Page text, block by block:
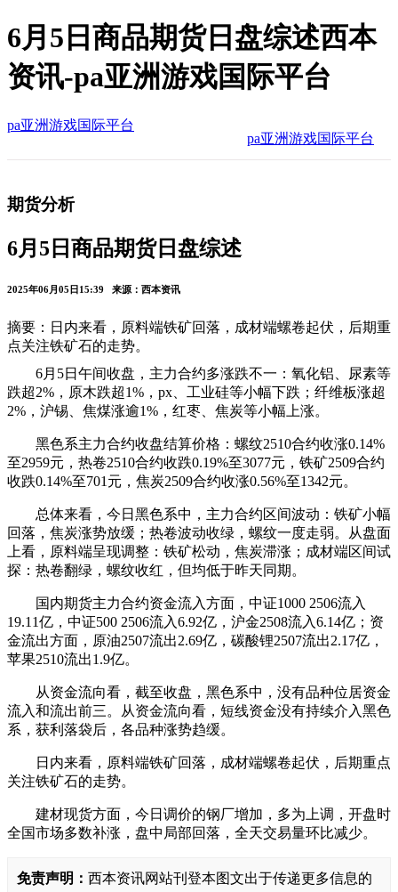
6月5日商品期货日盘综述西本
资讯-pa亚洲游戏国际平台
pa亚洲游戏国际平台
pa亚洲游戏国际平台
期货分析
6月5日商品期货日盘综述
2025年06月05日15:39 来源：西本资讯
摘要：日内来看，原料端铁矿回落，成材端螺卷起伏，后期重
点关注铁矿石的走势。
6月5日午间收盘，主力合约多涨跌不一：氧化铝、尿素等
跌超2%，原木跌超1%，px、工业硅等小幅下跌；纤维板涨超
2%，沪锡、焦煤涨逾1%，红枣、焦炭等小幅上涨。
黑色系主力合约收盘结算价格：螺纹2510合约收涨0.14%
至2959元，热卷2510合约收跌0.19%至3077元，铁矿2509合约
收跌0.14%至701元，焦炭2509合约收涨0.56%至1342元。
总体来看，今日黑色系中，主力合约区间波动：铁矿小幅
回落，焦炭涨势放缓；热卷波动收绿，螺纹一度走弱。从盘面
上看，原料端呈现调整：铁矿松动，焦炭滞涨；成材端区间试
探：热卷翻绿，螺纹收红，但均低于昨天同期。
国内期货主力合约资金流入方面，中证1000 2506流入
19.11亿，中证500 2506流入6.92亿，沪金2508流入6.14亿；资
金流出方面，原油2507流出2.69亿，碳酸锂2507流出2.17亿，
苹果2510流出1.9亿。
从资金流向看，截至收盘，黑色系中，没有品种位居资金
流入和流出前三。从资金流向看，短线资金没有持续介入黑色
系，获利落袋后，各品种涨势趋缓。
日内来看，原料端铁矿回落，成材端螺卷起伏，后期重点
关注铁矿石的走势。
建材现货方面，今日调价的钢厂增加，多为上调，开盘时
全国市场多数补涨，盘中局部回落，全天交易量环比减少。
免责声明： 西本资讯网站刊登本图文出于传递更多信息的